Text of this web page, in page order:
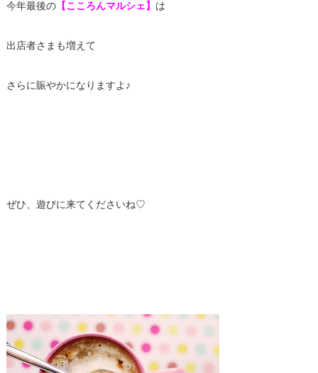
今年最後の【こころんマルシェ】 は
出店者さまも増えて
さらに賑やかになりますよ♪
ぜひ、遊びに来てくださいね♡